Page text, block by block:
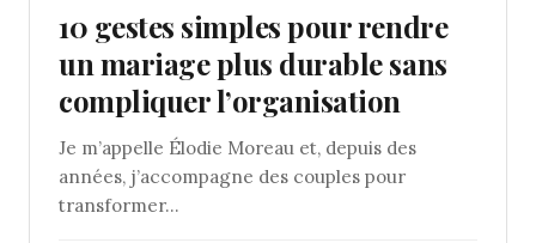
10 gestes simples pour rendre
un mariage plus durable sans
compliquer l’organisation
Je m’appelle Élodie Moreau et, depuis des
années, j’accompagne des couples pour
transformer...